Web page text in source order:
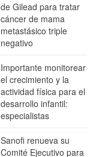
de Gilead para tratar
cáncer de mama
metastásico triple
negativo
Importante monitorear
el crecimiento y la
actividad física para el
desarrollo infantil:
especialistas
Sanofi renueva su
Comité Ejecutivo para